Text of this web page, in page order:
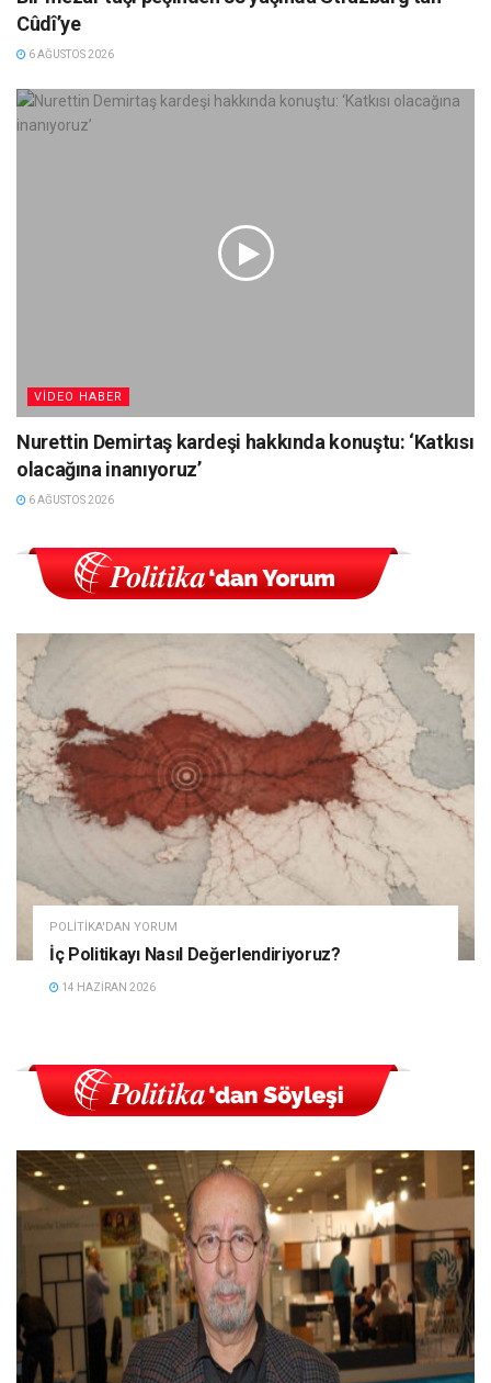
Cûdî’ye
6 AĞUSTOS 2026
VIDEO HABER
Nurettin Demirtaş kardeşi hakkında konuştu: ‘Katkısı
olacağına inanıyoruz’
6 AĞUSTOS 2026
POLITIKA'DAN YORUM
İç Politikayı Nasıl Değerlendiriyoruz?
14 HAZIRAN 2026